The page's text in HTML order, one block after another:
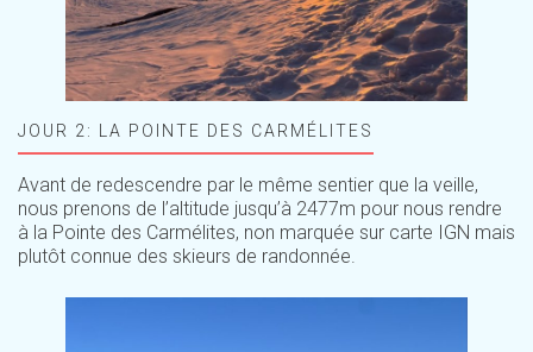
JOUR 2: LA POINTE DES CARMÉLITES
Avant de redescendre par le même sentier que la veille,
nous prenons de l’altitude jusqu’à 2477m pour nous rendre
à la Pointe des Carmélites, non marquée sur carte IGN mais
plutôt connue des skieurs de randonnée.